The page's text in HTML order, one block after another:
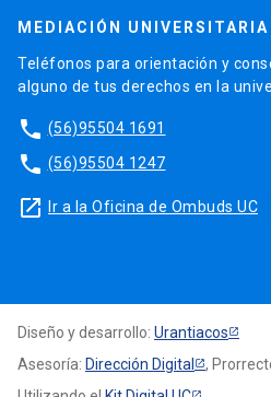
MEDIACIÓN UNIVERSITARIA
Teléfonos para orientación y
alguno de tus derechos en la
phone (56)95504 1691
phone (56)95504 1247
launch Ir a la Oficina de Ombuds UC
Diseño y desarrollo: Urantiacos
Asesoría: Dirección Digital
,